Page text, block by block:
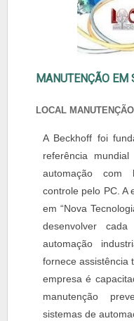
MANUTENÇÃO EM
LOCAL MANUTENÇÃO
A Beckhoff foi
referência
automação com
controle pelo PC. A
em “Nova
desenvolver
automação
fornece assistência
empresa é
manutenção
sistemas de